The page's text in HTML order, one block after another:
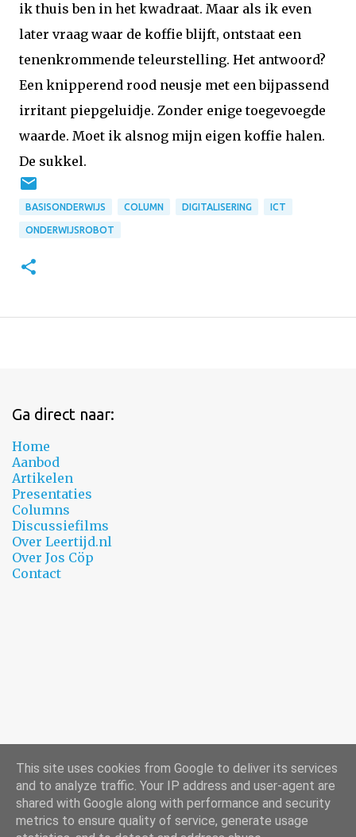
ik thuis ben in het kwadraat. Maar als ik even
later vraag waar de koffie blijft, ontstaat een
tenenkrommende teleurstelling. Het antwoord?
Een knipperend rood neusje met een bijpassend
irritant piepgeluidje. Zonder enige toegevoegde
waarde. Moet ik alsnog mijn eigen koffie halen.
De sukkel.
BASISONDERWIJS COLUMN DIGITALISERING ICT
ONDERWIJSROBOT
Ga direct naar:
Home
Aanbod
Artikelen
Presentaties
Columns
Discussiefilms
Over Leertijd.nl
Over Jos Cöp
Contact
This site uses cookies from Google to deliver its services
and to analyze traffic. Your IP address and user-agent are
shared with Google along with performance and security
metrics to ensure quality of service, generate usage